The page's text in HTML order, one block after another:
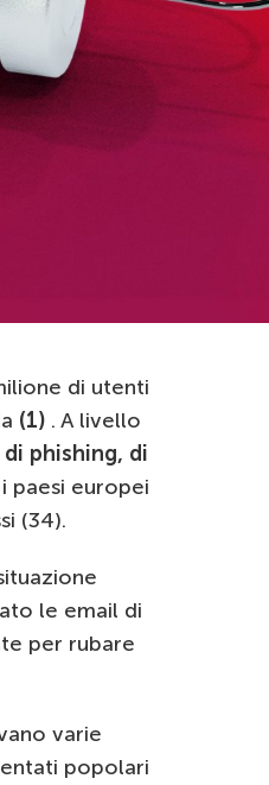
di utenti
(1) . A livello
phishing, di
paesi europei
(34).
le email di
per rubare
varie
popolari